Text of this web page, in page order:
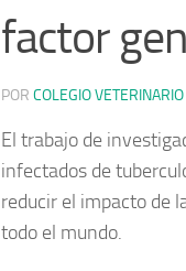
factor
POR COLEGIO
El trabajo de
infectados de
reducir el impacto de
todo el mundo.